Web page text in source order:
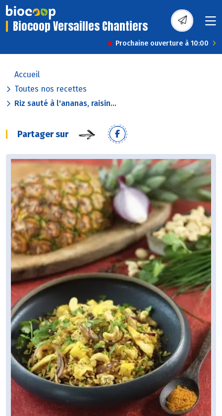
Biocoop Versailles Chantiers
Prochaine ouverture à 10:00
Accueil
Toutes nos recettes
Riz sauté à l'ananas, raisin...
Partager sur